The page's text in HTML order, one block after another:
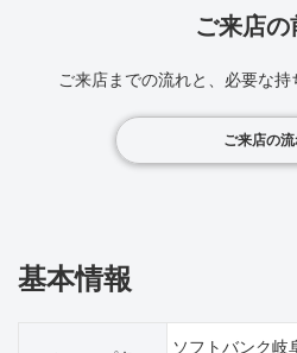
ご来店の
ご来店までの流れと、必要な持
ご来店の
基本情報
ソフトバンク岐